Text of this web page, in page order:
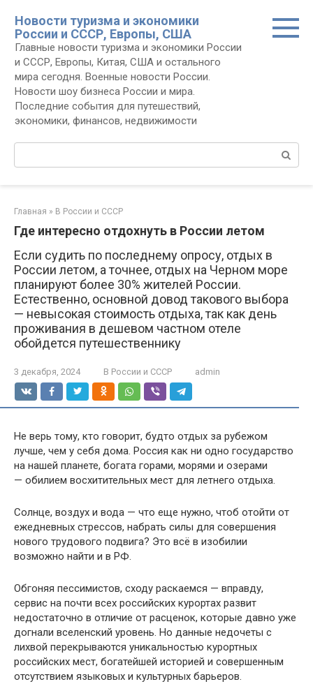
контенту
Новости туризма и экономики
России и СССР, Европы, США
Главные новости туризма и экономики России
и СССР, Европы, Китая, США и остального
мира сегодня. Военные новости России.
Новости шоу бизнеса России и мира.
Последние события для путешествий,
экономики, финансов, недвижимости
Поиск:
Главная » В России и СССР
Где интересно отдохнуть в России летом
Если судить по последнему опросу, отдых в
России летом, а точнее, отдых на Черном море
планируют более 30% жителей России.
Естественно, основной довод такового выбора
— невысокая стоимость отдыха, так как день
проживания в дешевом частном отеле
обойдется путешественнику
3 декабря, 2024 В России и СССР admin
Не верь тому, кто говорит, будто отдых за рубежом
лучше, чем у себя дома. Россия как ни одно государство
на нашей планете, богата горами, морями и озерами
— обилием восхитительных мест для летнего отдыха.
Солнце, воздух и вода — что еще нужно, чтоб отойти от
ежедневных стрессов, набрать силы для совершения
нового трудового подвига? Это всё в изобилии
возможно найти и в РФ.
Обгоняя пессимистов, сходу раскаемся — вправду,
сервис на почти всех российских курортах развит
недостаточно в отличие от расценок, которые давно уже
догнали вселенский уровень. Но данные недочеты с
лихвой перекрываются уникальностью курортных
российских мест, богатейшей историей и совершенным
отсутствием языковых и культурных барьеров.